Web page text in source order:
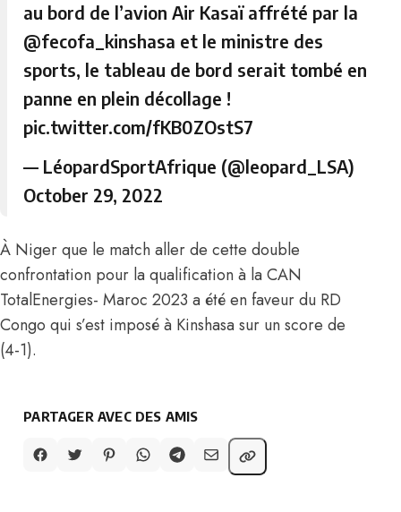
au bord de l’avion Air Kasaï affrété par la
@fecofa_kinshasa et le ministre des
sports, le tableau de bord serait tombé en
panne en plein décollage !
pic.twitter.com/fKB0ZOstS7
— LéopardSportAfrique (@leopard_LSA)
October 29, 2022
À Niger que le match aller de cette double
confrontation pour la qualification à la CAN
TotalEnergies- Maroc 2023 a été en faveur du RD
Congo qui s’est imposé à Kinshasa sur un score de
(4-1).
PARTAGER AVEC DES AMIS